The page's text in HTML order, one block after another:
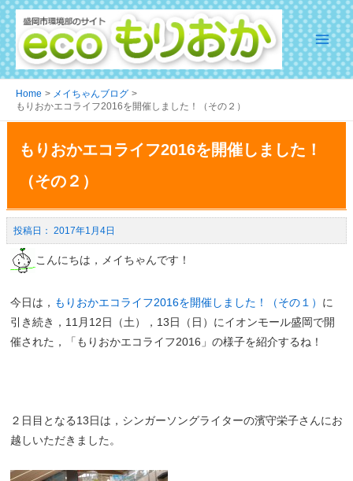
Home
メイちゃんブログ
もりおかエコライフ2016を開催しました！（その２）
もりおかエコライフ2016を開催しました！
（その２）
2017年1月4日
こんにちは，メイちゃんです！
今日は， もりおかエコライフ2016を開催しました！（その１） に
引き続き，11月12日（土），13日（日）にイオンモール盛岡で開
催された，「もりおかエコライフ2016」の様子を紹介するね！
２日目となる13日は，シンガーソングライターの濱守栄子さんにお
越しいただきました。